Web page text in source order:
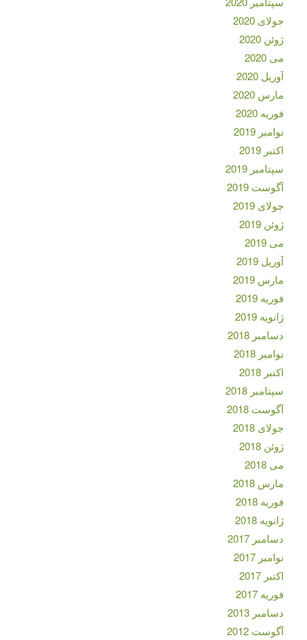
جولای 2020
ژوئن 2020
می 2020
آوریل 2020
مارس 2020
فوریه 2020
نوامبر 2019
اکتبر 2019
سپتامبر 2019
آگوست 2019
جولای 2019
ژوئن 2019
می 2019
آوریل 2019
مارس 2019
فوریه 2019
ژانویه 2019
دسامبر 2018
نوامبر 2018
اکتبر 2018
سپتامبر 2018
آگوست 2018
جولای 2018
ژوئن 2018
می 2018
مارس 2018
فوریه 2018
ژانویه 2018
دسامبر 2017
نوامبر 2017
اکتبر 2017
فوریه 2017
دسامبر 2013
آگوست 2012